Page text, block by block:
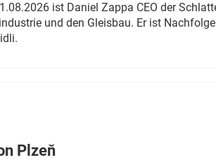
ist Daniel Zappa CEO der
und den Gleisbau. Er ist
Plzeň